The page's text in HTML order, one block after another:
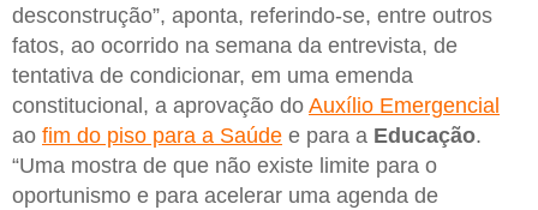
desconstrução”, aponta, referindo-se, entre outros
fatos, ao ocorrido na semana da entrevista, de
tentativa de condicionar, em uma emenda
constitucional, a aprovação do Auxílio Emergencial
ao fim do piso para a Saúde e para a Educação.
“Uma mostra de que não existe limite para o
oportunismo e para acelerar uma agenda de